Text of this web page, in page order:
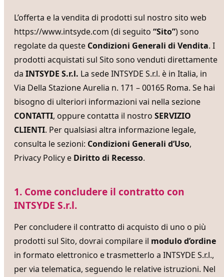
L’offerta e la vendita di prodotti sul nostro sito web
https://www.intsyde.com (di seguito “Sito”) sono
regolate da queste Condizioni Generali di Vendita. I
prodotti acquistati sul Sito sono venduti direttamente
da INTSYDE S.r.l. La sede INTSYDE S.r.l. è in Italia, in
Via Della Stazione Aurelia n. 171 – 00165 Roma. Se hai
bisogno di ulteriori informazioni vai nella sezione
CONTATTI, oppure contatta il nostro SERVIZIO
CLIENTI. Per qualsiasi altra informazione legale,
consulta le sezioni: Condizioni Generali d’Uso,
Privacy Policy e Diritto di Recesso.
1. Come concludere il contratto con
INTSYDE S.r.l.
Per concludere il contratto di acquisto di uno o più
prodotti sul Sito, dovrai compilare il modulo d’ordine
in formato elettronico e trasmetterlo a INTSYDE S.r.l.,
per via telematica, seguendo le relative istruzioni. Nel